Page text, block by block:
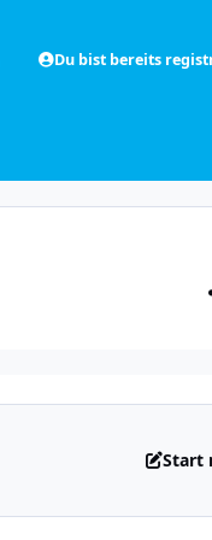
Du bist bereits
Start